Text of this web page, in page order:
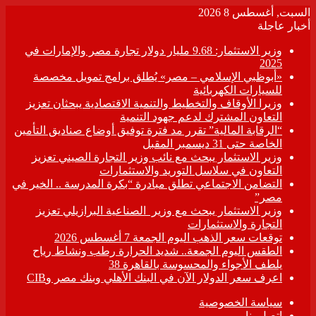
السبت, أغسطس 8 2026
أخبار عاجلة
وزير الاستثمار: 9.68 مليار دولار تجارة مصر والإمارات في
2025
«أبوظبي الإسلامي – مصر» يُطلق برامج تمويل مخصصة
للسيارات الكهربائية
وزيرا الأوقاف والتخطيط والتنمية الاقتصادية يبحثان تعزيز
التعاون المشترك لدعم جهود التنمية
“الرقابة المالية” تقرر مد فترة توفيق أوضاع صناديق التأمين
الخاصة حتى 31 ديسمبر المقبل
وزير الاستثمار يبحث مع نائب وزير التجارة الصيني تعزيز
التعاون في سلاسل التوريد والاستثمارات
التضامن الاجتماعي تطلق مبادرة “بكرة المدرسة .. الخير في
مصر”
وزير الاستثمار يبحث مع وزير الصناعية البرازيلي تعزيز
التجارة والاستثمارات
توقعات سعر الذهب اليوم الجمعة 7 أغسطس 2026
الطقس اليوم الجمعة.. شديد الحرارة رطب ونشاط رياح
يلطف الأجواء والمحسوسة بالقاهرة 38
اعرف سعر الدولار الآن في البنك الأهلي وبنك مصر وCIB
سياسة الخصوصية